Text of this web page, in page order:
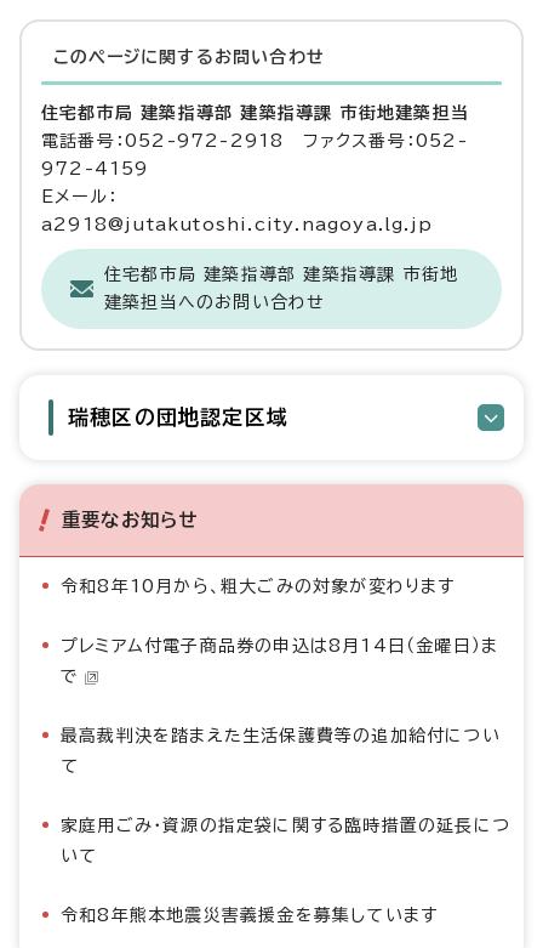
このページに関する お問い合わせ
住宅都市局 建築指導部 建築指導課 市街地建築担当
電話番号：052-972-2918 ファクス番号：052-
972-4159
Eメール：
a2918@jutakutoshi.city.nagoya.lg.jp
住宅都市局 建築指導部 建築指導課 市街地
建築担当へのお問い合わせ
瑞穂区の団地認定区域
重要なお知らせ
令和8年10月から、粗大ごみの対象が変わります
プレミアム付電子商品券の申込は8月14日（金曜日）ま
で
最高裁判決を踏まえた生活保護費等の追加給付につい
て
家庭用ごみ・資源の指定袋に関する臨時措置の延長につ
いて
令和8年熊本地震災害義援金を募集しています